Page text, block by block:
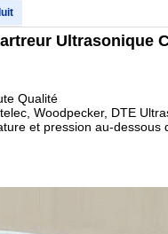
Ultrasonique
Qualité
Woodpecker, DTE
et pression au-dessous